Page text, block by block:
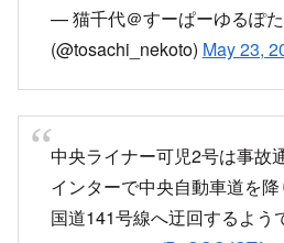
10時頃 中央自動車道 長坂IC
事故による通行止めで下道に
10時頃 中央自動車道
で横転事故